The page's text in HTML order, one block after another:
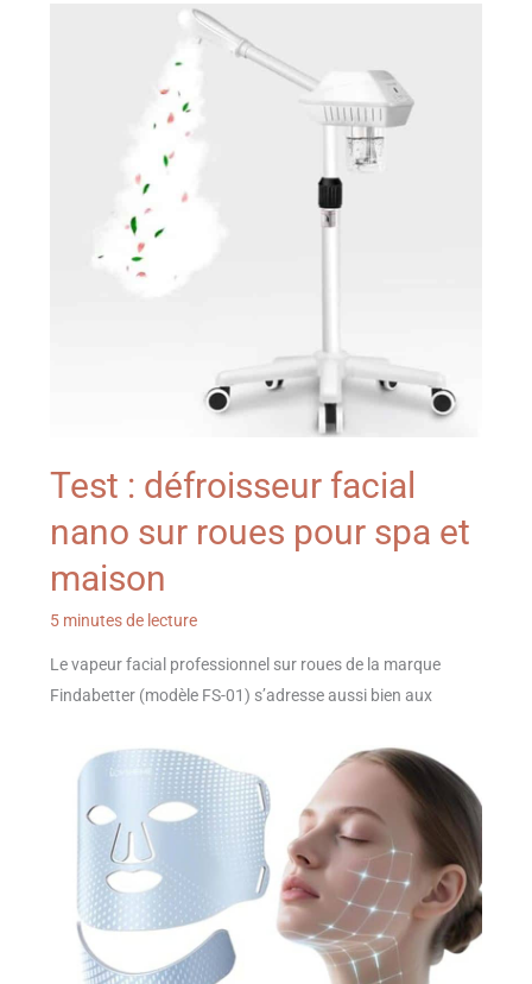
Test : défroisseur facial
nano sur roues pour spa et
maison
5 minutes de lecture
Le vapeur facial professionnel sur roues de la marque
Findabetter (modèle FS-01) s’adresse aussi bien aux